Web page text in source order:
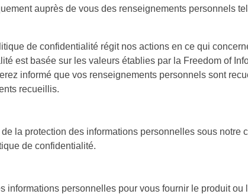
auprès de vous des renseignements personnels
de confidentialité régit nos actions en ce qui
est basée sur les valeurs établies par la Freedom of
informé que vos renseignements personnels sont
recueillis.
la protection des informations personnelles sous
de confidentialité.
informations personnelles pour vous fournir le produit